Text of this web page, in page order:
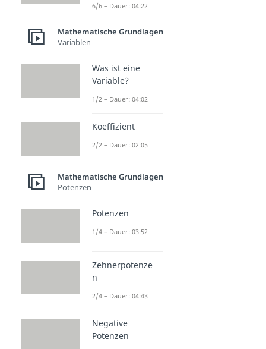
6/6 – Dauer: 04:22
Mathematische Grundlagen
Variablen
Was ist eine
Variable?
1/2 – Dauer: 04:02
Koeffizient
2/2 – Dauer: 02:05
Mathematische Grundlagen
Potenzen
Potenzen
1/4 – Dauer: 03:52
Zehnerpotenze
n
2/4 – Dauer: 04:43
Negative
Potenzen